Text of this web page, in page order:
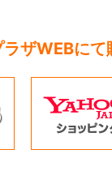
ザWEBにて